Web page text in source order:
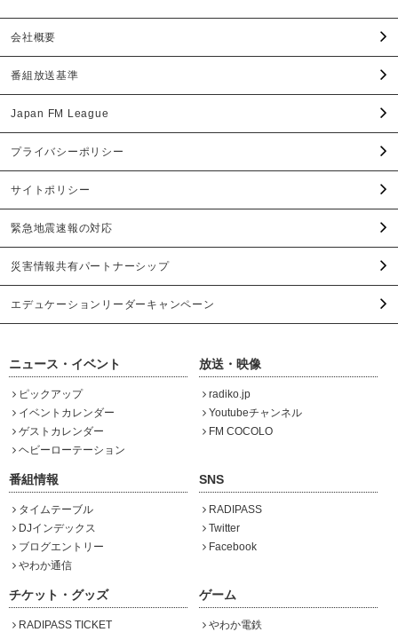
会社概要
番組放送基準
Japan FM League
プライバシーポリシー
サイトポリシー
緊急地震速報の対応
災害情報共有パートナーシップ
エデュケーションリーダーキャンペーン
ニュース・イベント
ピックアップ
イベントカレンダー
ゲストカレンダー
ヘビーローテーション
放送・映像
radiko.jp
Youtubeチャンネル
FM COCOLO
番組情報
タイムテーブル
DJインデックス
ブログエントリー
やわか通信
SNS
RADIPASS
Twitter
Facebook
チケット・グッズ
RADIPASS TICKET
ゲーム
やわか電鉄